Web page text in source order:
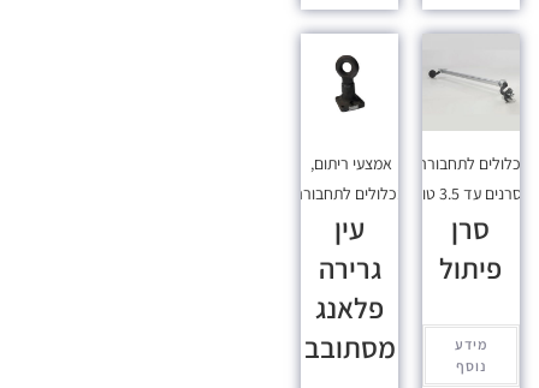
לתחבורה,
סרנים עד 3.5 טון
סרן
פיתול
מידע
נוסף
אמצעי ריתום,
מכלולים לתחבורה
עין
גרירה
פלאנג
מסתובב